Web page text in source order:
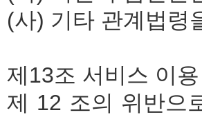
(사) 기타 관계법령
제13조 서비스 이용
제 12 조의 위반으